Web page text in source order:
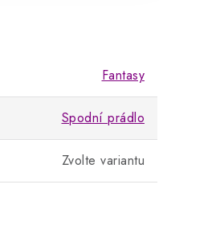
Fantasy
Spodní prádlo
Zvolte variantu